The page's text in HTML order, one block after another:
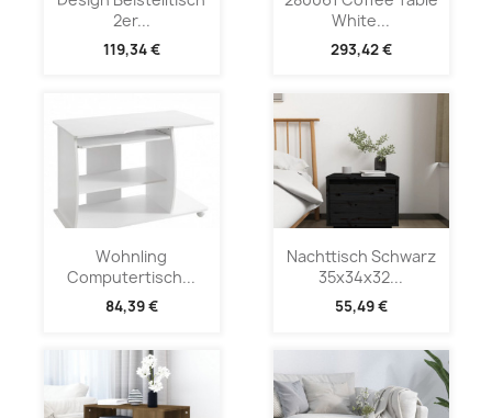
2er...
119,34 €
White...
293,42 €
Wohnling
Computertisch...
84,39 €
Nachttisch Schwarz
35x34x32...
55,49 €